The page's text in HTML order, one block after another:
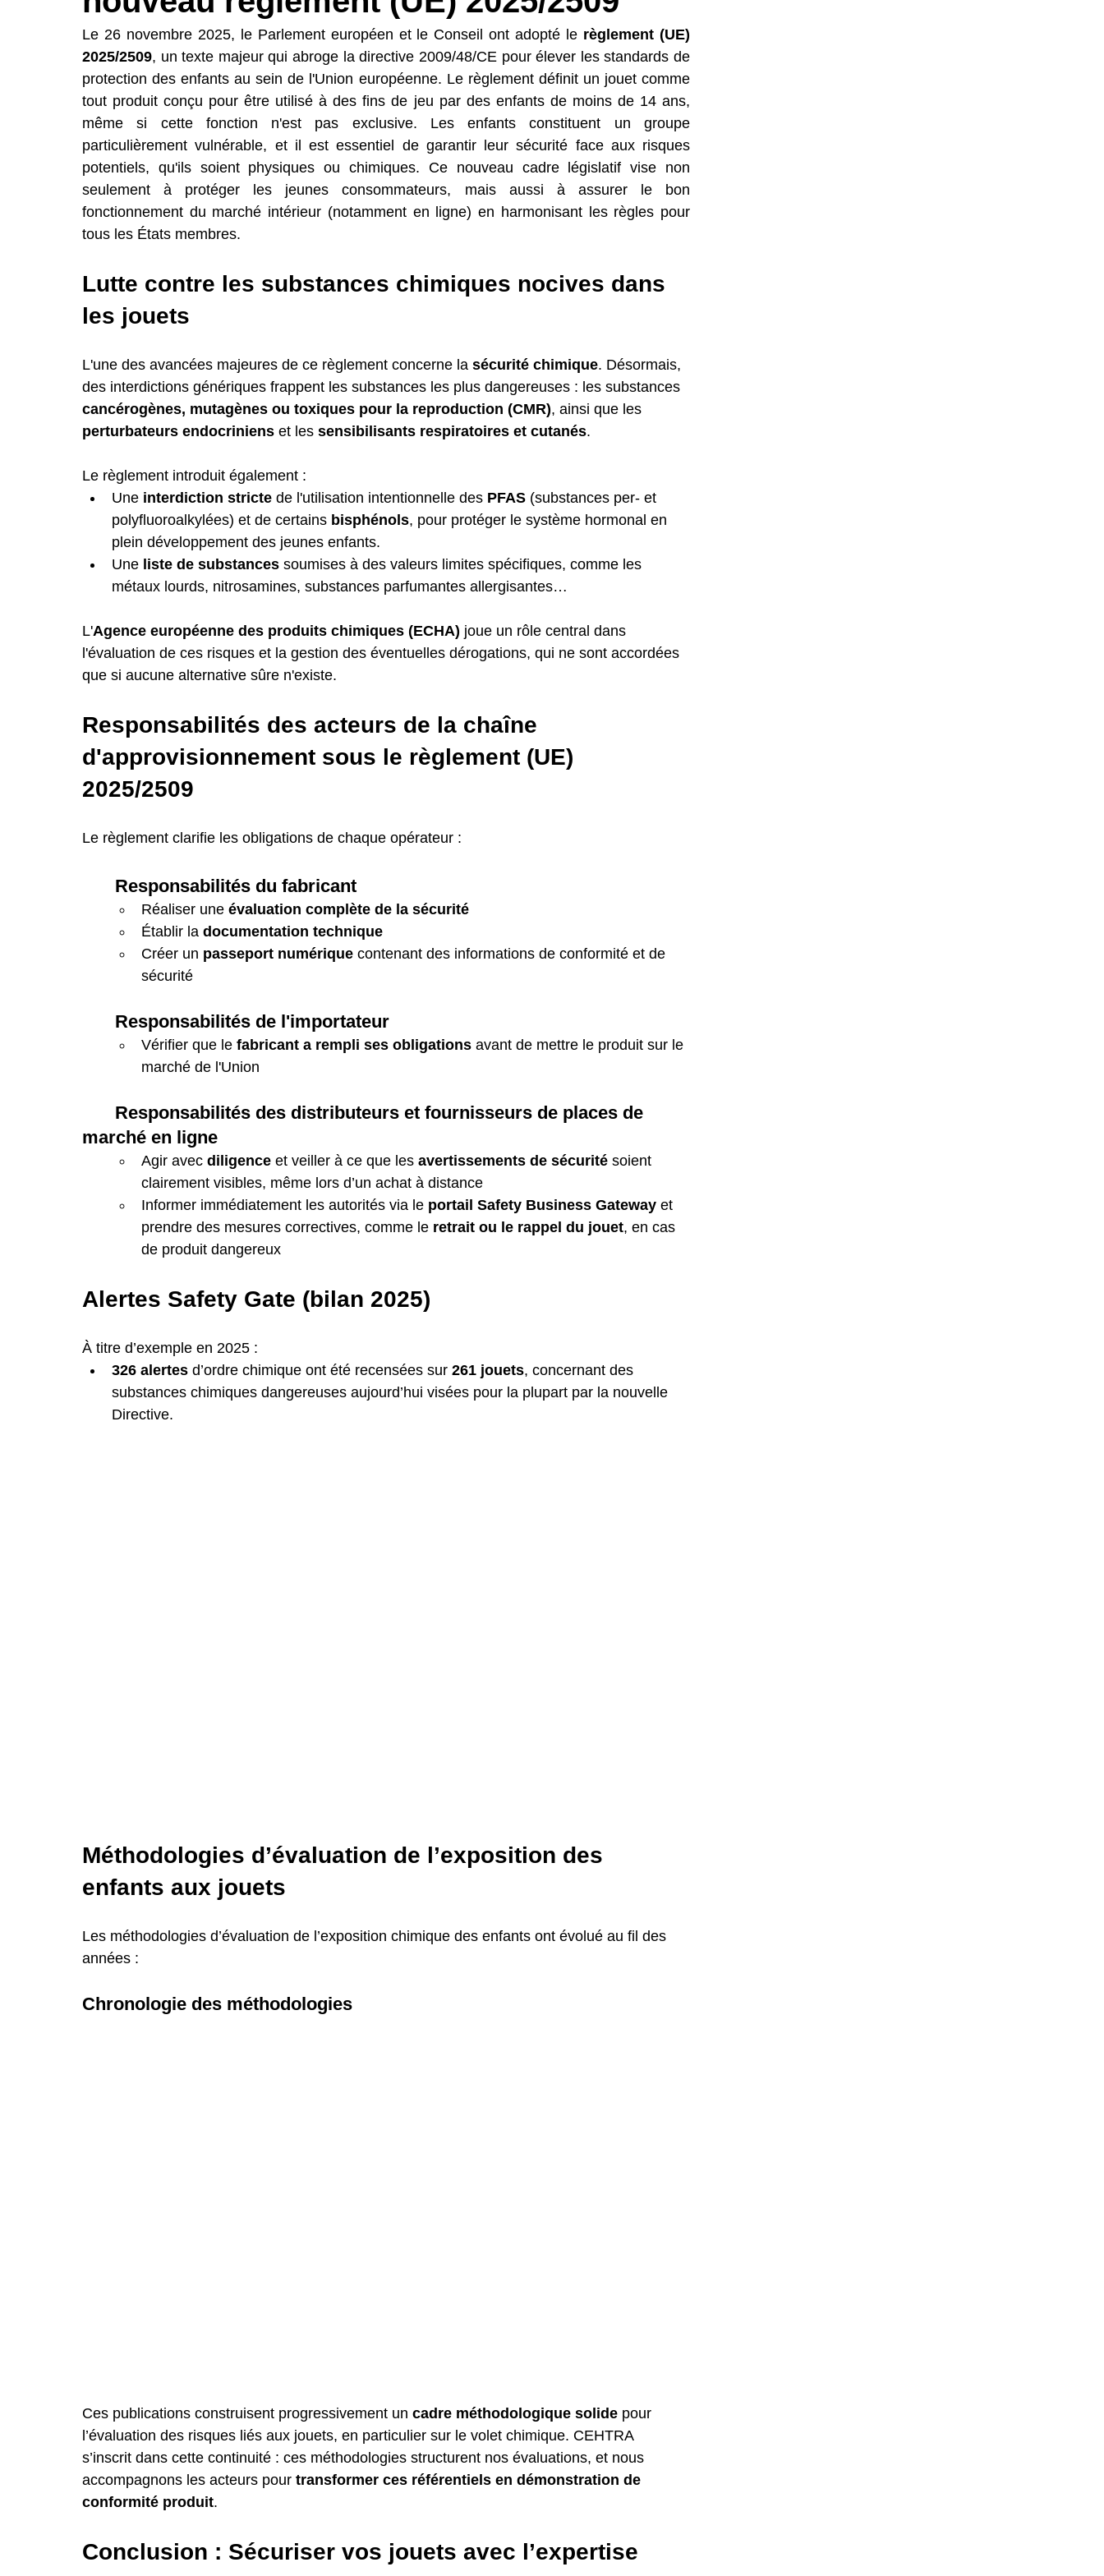
Toxicologie Emballage Autorisation REACH REACH produits chimiques
RASafe – Évaluation des risques Dispositifs Médicaux
Le 26 novembre 2025, le Parlement européen et le Conseil ont adopté le règlement (UE)
2025/2509, un texte majeur qui abroge la directive 2009/48/CE pour élever les standards de
protection des enfants au sein de l'Union européenne. Le règlement définit un jouet comme
tout produit conçu pour être utilisé à des fins de jeu par des enfants de moins de 14 ans,
même si cette fonction n'est pas exclusive. Les enfants constituent un groupe
particulièrement vulnérable, et il est essentiel de garantir leur sécurité face aux risques
potentiels, qu'ils soient physiques ou chimiques. Ce nouveau cadre législatif vise non
seulement à protéger les jeunes consommateurs, mais aussi à assurer le bon
fonctionnement du marché intérieur (notamment en ligne) en harmonisant les règles pour
tous les États membres.
Lutte contre les substances chimiques nocives dans
les jouets
L'une des avancées majeures de ce règlement concerne la sécurité chimique. Désormais,
des interdictions génériques frappent les substances les plus dangereuses : les substances
cancérogènes, mutagènes ou toxiques pour la reproduction (CMR), ainsi que les
perturbateurs endocriniens et les sensibilisants respiratoires et cutanés.
Le règlement introduit également :
Une interdiction stricte de l'utilisation intentionnelle des PFAS (substances per- et
polyfluoroalkylées) et de certains bisphénols, pour protéger le système hormonal en
plein développement des jeunes enfants.
Une liste de substances soumises à des valeurs limites spécifiques, comme les
métaux lourds, nitrosamines, substances parfumantes allergisantes…
L'Agence européenne des produits chimiques (ECHA) joue un rôle central dans
l'évaluation de ces risques et la gestion des éventuelles dérogations, qui ne sont accordées
que si aucune alternative sûre n'existe.
Responsabilités des acteurs de la chaîne
d'approvisionnement sous le règlement (UE)
2025/2509
Le règlement clarifie les obligations de chaque opérateur :
	Responsabilités du fabricant
Réaliser une évaluation complète de la sécurité
Établir la documentation technique
Créer un passeport numérique contenant des informations de conformité et de
sécurité
	Responsabilités de l'importateur
Vérifier que le fabricant a rempli ses obligations avant de mettre le produit sur le
marché de l'Union
marché en ligne
Agir avec diligence et veiller à ce que les avertissements de sécurité soient
clairement visibles, même lors d’un achat à distance
Informer immédiatement les autorités via le portail Safety Business Gateway et
prendre des mesures correctives, comme le retrait ou le rappel du jouet, en cas
de produit dangereux
Alertes Safety Gate (bilan 2025)
À titre d’exemple en 2025 :
326 alertes d’ordre chimique ont été recensées sur 261 jouets, concernant des
substances chimiques dangereuses aujourd’hui visées pour la plupart par la nouvelle
Directive.
Méthodologies d’évaluation de l’exposition des
enfants aux jouets
Les méthodologies d’évaluation de l’exposition chimique des enfants ont évolué au fil des
années :
Chronologie des méthodologies
Ces publications construisent progressivement un cadre méthodologique solide pour
l’évaluation des risques liés aux jouets, en particulier sur le volet chimique. CEHTRA
s’inscrit dans cette continuité : ces méthodologies structurent nos évaluations, et nous
accompagnons les acteurs pour transformer ces référentiels en démonstration de
conformité produit.
Conclusion : Sécuriser vos jouets avec l’expertise